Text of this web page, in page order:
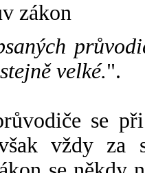
zákon
velké.".
se
vždy za